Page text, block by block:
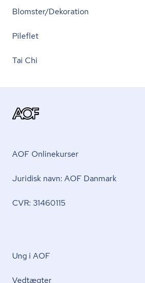
Blomster/Dekoration
Pileflet
Tai Chi
AOF Onlinekurser
Juridisk navn: AOF Danmark
CVR: 31460115
Ung i AOF
Vedtægter